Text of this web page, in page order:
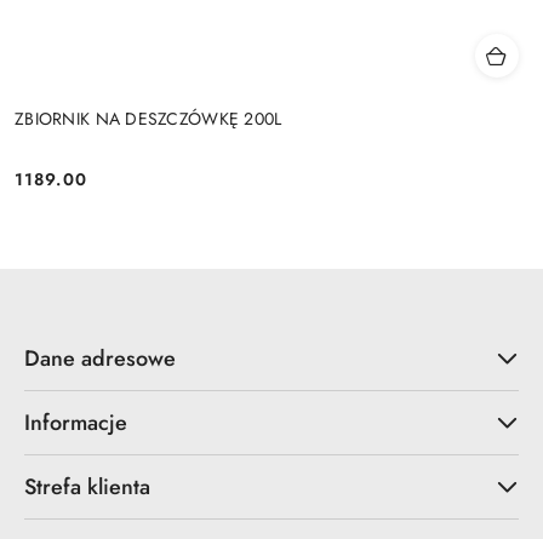
ZBIORNIK NA DESZCZÓWKĘ 200L
Cena:
1189.00
Dane adresowe
Informacje
Strefa klienta